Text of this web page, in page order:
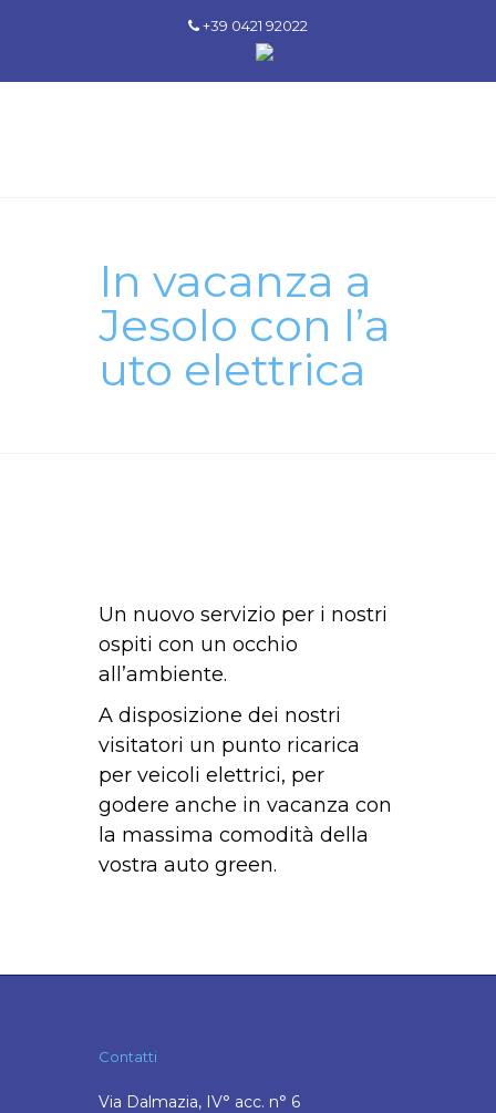
+39 0421 92022
In vacanza a
Jesolo con l’a
uto elettrica
Un nuovo servizio per i nostri
ospiti con un occhio
all’ambiente.
A disposizione dei nostri
visitatori un punto ricarica
per veicoli elettrici, per
godere anche in vacanza con
la massima comodità della
vostra auto green.
Contatti
Via Dalmazia, IV° acc. n° 6